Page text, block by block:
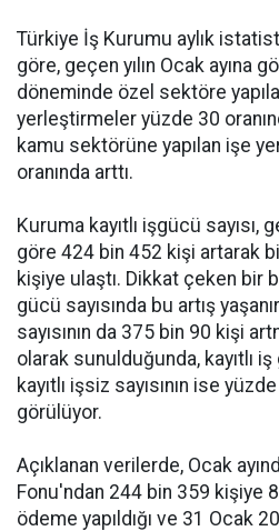
Türkiye İş Kurumu aylık
göre, geçen yılın Ocak ayına
döneminde özel sektöre
yerleştirmeler yüzde 30
kamu sektörüne yapılan işe
oranında arttı.
Kuruma kayıtlı işgücü sayısı,
göre 424 bin 452 kişi artarak
kişiye ulaştı. Dikkat çeken bir
gücü sayısında bu artış
sayısının da 375 bin 90 kişi
olarak sunulduğunda, kayıtlı
kayıtlı işsiz sayısının ise
görülüyor.
Açıklanan verilerde, Ocak
Fonu'ndan 244 bin 359 kişiye
ödeme yapıldığı ve 31 Ocak